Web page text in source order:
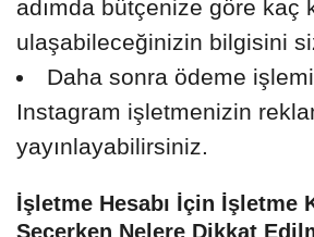
adımda bütçenize göre kaç
ulaşabileceğinizin bilgisini
Daha sonra ödeme
Instagram işletmenizin
yayınlayabilirsiniz.
İşletme Hesabı İçin İşletme
Seçerken Nelere Dikkat